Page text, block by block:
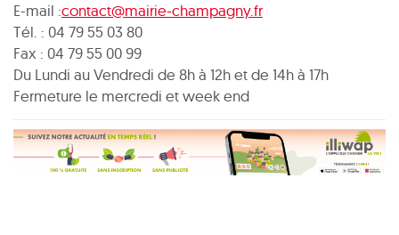
E-mail :contact@mairie-champagny.fr
Tél. : 04 79 55 03 80
Fax : 04 79 55 00 99
Du Lundi au Vendredi de 8h à 12h et de 14h à 17h
Fermeture le mercredi et week end